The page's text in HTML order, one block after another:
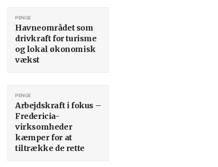
Havneområdet som
drivkraft for turisme
og lokal økonomisk
vækst
PENGE
Arbejdskraft i fokus –
Fredericia-
virksomheder
kæmper for at
tiltrække de rette
PENGE